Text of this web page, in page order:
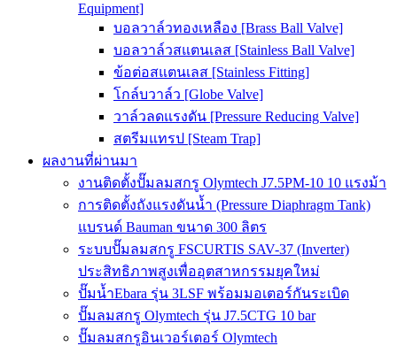
Equipment]
บอลวาล์วทองเหลือง [Brass Ball Valve]
บอลวาล์วสแตนเลส [Stainless Ball Valve]
ข้อต่อสแตนเลส [Stainless Fitting]
โกล์บวาล์ว [Globe Valve]
วาล์วลดแรงดัน [Pressure Reducing Valve]
สตรีมแทรป [Steam Trap]
ผลงานที่ผ่านมา
งานติดตั้งปั๊มลมสกรู Olymtech J7.5PM-10 10 แรงม้า
การติดตั้งถังแรงดันน้ำ (Pressure Diaphragm Tank)
แบรนด์ Bauman ขนาด 300 ลิตร
ระบบปั๊มลมสกรู FSCURTIS SAV-37 (Inverter)
ประสิทธิภาพสูงเพื่ออุตสาหกรรมยุคใหม่
ปั๊มน้ำEbara รุ่น 3LSF พร้อมมอเตอร์กันระเบิด
ปั๊มลมสกรู Olymtech รุ่น J7.5CTG 10 bar
ปั๊มลมสกรูอินเวอร์เตอร์ Olymtech